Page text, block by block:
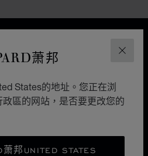
关闭
萧邦
States的地址。您正在浏
區的网站，是否要更改您的
邦UNITED STATES
设计
的巧手。Alpine Eagle雪山傲翼
交响乐章，每一处细节都受到